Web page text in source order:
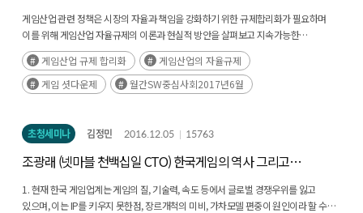
게임산업 관련 정책은 시장의 자율과 책임을 강화하기 위한 규제합리화가 필요하며
이를 위해 게임산업 자율규제의 이론과 현실적 방안을 살펴보고 지속가능한
문화생태계를 고려하여 법제도적 정합적 정의보다 더 큰 범위에서 참여주체들의
사회적 책임이라는 틀 속에서 자율규제에 대한 검토가 필요하다고 보여짐
게임산업 규제 합리화
게임산업의 자율규제
게임 셧다운제
월간SW중심사회2017년6월
초청세미나 김정민 2016.12.05 15763
조광래 (넷마블 천백십일 CTO) 한국게임의 역사 그리고
인디게임
1. 현재 한국 게임업계는 게임의 질, 기술력, 속도 등에서 글로벌 경쟁우위를 잃고
있으며, 이는 IP를 키우지 못한점, 장르개척의 미비, 가차모델 편중이 원인이라 할 수